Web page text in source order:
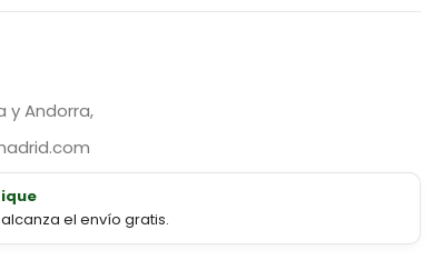
y Andorra,
el envío gratis.